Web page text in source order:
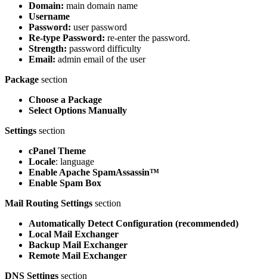
Domain: main domain name
Username
Password: user password
Re-type Password: re-enter the password.
Strength: password difficulty
Email: admin email of the user
Package section
Choose a Package
Select Options Manually
Settings section
cPanel Theme
Locale: language
Enable Apache SpamAssassin™
Enable Spam Box
Mail Routing Settings section
Automatically Detect Configuration (recommended)
Local Mail Exchanger
Backup Mail Exchanger
Remote Mail Exchanger
DNS Settings section